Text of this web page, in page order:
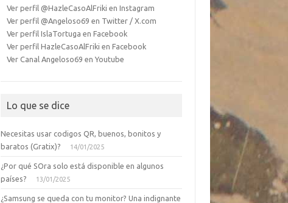
Ver perfil @HazleCasoAlFriki en Instagram
Ver perfil @Angeloso69 en Twitter / X.com
Ver perfil IslaTortuga en Facebook
Ver perfil HazleCasoAlFriki en Facebook
Ver Canal Angeloso69 en Youtube
Lo que se dice
Necesitas usar codigos QR, buenos, bonitos y
baratos (Gratix)?
14/01/2025
¿Por qué SOra solo está disponible en algunos
países?
13/01/2025
¿Samsung se queda con tu monitor? Una indignante